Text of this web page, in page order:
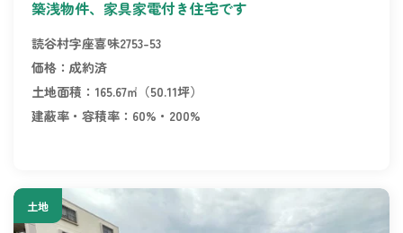
築浅物件、家具家電付き住宅です
読谷村字座喜味2753-53
価格：成約済
土地面積：165.67㎡（50.11坪）
建蔽率・容積率：60%・200%
土地